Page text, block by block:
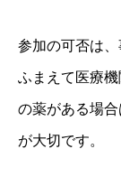
参加の可否は
ふまえて医療
の薬がある場
が大切です。